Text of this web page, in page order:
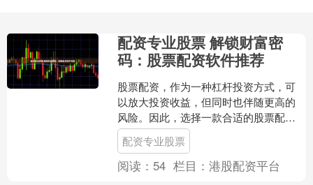
配资专业股票 解锁财富密
码：股票配资软件推荐
股票配资，作为一种杠杆投资方式，可
以放大投资收益，但同时也伴随更高的
风险。因此，选择一款合适的股票配资
软件至关重要。 使用股票配资网站，投
资者可以享受以下优势：....
配资专业股票
阅读： 54 栏目：港股配资平台